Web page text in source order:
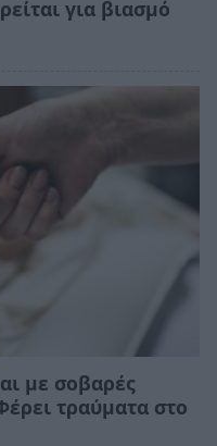
για βιασμό
με σοβαρές
τραύματα στο